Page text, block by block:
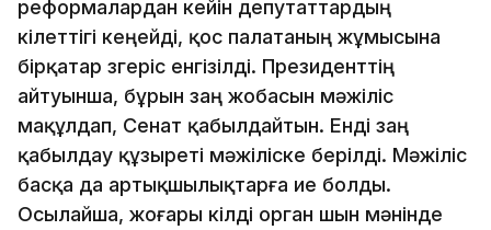
реформалардан кейін депутаттардың
өкілеттігі кеңейді, қос палатаның жұмысына
бірқатар өзгеріс енгізілді. Президенттің
айтуынша, бұрын заң жобасын мәжіліс
мақұлдап, Сенат қабылдайтын. Енді заң
қабылдау құзыреті мәжіліске берілді. Мәжіліс
басқа да артықшылықтарға ие болды.
Осылайша, жоғары өкілді орган шын мәнінде